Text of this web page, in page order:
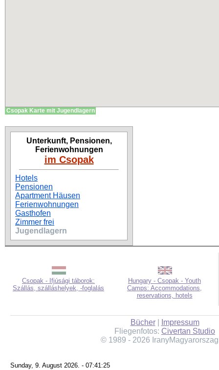
Csopak Karte mit Jugendlagern
Unterkunft, Pensionen,
Ferienwohnungen
im Csopak
Hotels
Pensionen
Apartment Häusen
Ferienwohnungen
Gasthofen
Zimmer frei
Jugendlagern
Csopak - Ifjúsági táborok:
Szállás, szálláshelyek, -foglalás
Hungary - Csopak - Youth
Camps: Accommodations,
reservations, hotels
Bücher|
Impressum
Fliegenfotos: Civertan Studio
© 1989 - 2026
Sunday, 9. August 2026. - 07:41:25